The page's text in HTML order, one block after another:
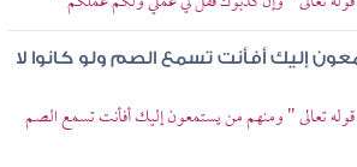
إليك أفأنت تسمع الصم ولو كانوا لا
تعالى " ومنهم من يستمعون إليك أفأنت تسمع الصم